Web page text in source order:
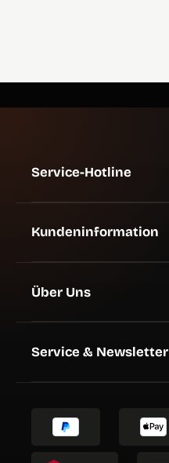
Service-Hotline
Kundeninformation
Über Uns
Service & Newsletter